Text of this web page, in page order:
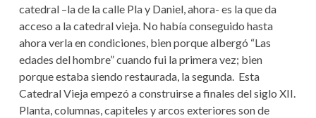
catedral –la de la calle Pla y Daniel, ahora- es la que da
acceso a la catedral vieja. No había conseguido hasta
ahora verla en condiciones, bien porque albergó “Las
edades del hombre” cuando fui la primera vez; bien
porque estaba siendo restaurada, la segunda. Esta
Catedral Vieja empezó a construirse a finales del siglo XII.
Planta, columnas, capiteles y arcos exteriores son de